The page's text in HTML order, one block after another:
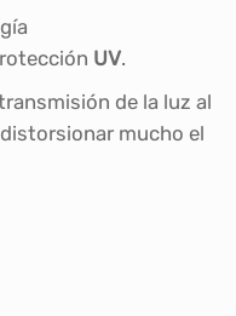
UV.
de la luz al
mucho el